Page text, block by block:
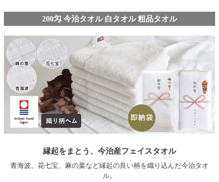
200匁 今治タオル 白タオル 粗品タオル
縁起をまとう、今治産フェイスタオル
青海波、花七宝、麻の葉など縁起の良い柄を織り込んだ今治タオ
ル。